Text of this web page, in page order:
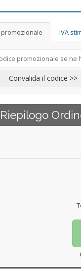
IVA
Convalida il codice >>
Riepilogo